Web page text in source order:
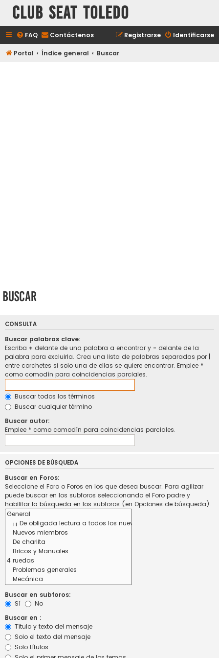
Club Seat Toledo
FAQ Contáctenos Identificarse
Registrarse
Portal Índice general Buscar
Buscar
CONSULTA
Buscar palabras clave:
Escriba + delante de una palabra a encontrar y - delante de la
palabra para excluirla. Crea una lista de palabras separadas por
entre corchetes si solo una de ellas se quiere encontrar. Emplee *
como comodín para coincidencias parciales.
Buscar todos los términos
Buscar cualquier término
Buscar autor:
Emplee * como comodín para coincidencias parciales.
OPCIONES DE BÚSQUEDA
Buscar en Foros:
Seleccione el Foro o Foros en los que desea buscar. Para agilizar
puede buscar en los subforos seleccionando el Foro padre y
habilitar la búsqueda en los subforos (en Opciones de búsqueda).
Buscar en subforos:
Sí
No
Buscar en :
Título y texto del mensaje
Solo el texto del mensaje
Solo títulos